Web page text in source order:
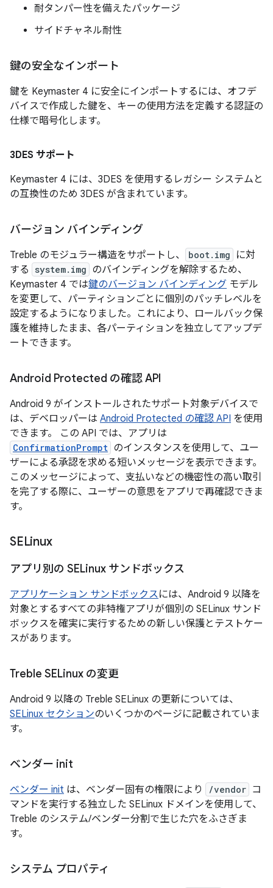
耐タンパー性を備えたパッケージ
サイドチャネル耐性
鍵の安全なインポート
鍵を Keymaster 4 に安全にインポートするには、オフデ
バイスで作成した鍵を、キーの使用方法を定義する認証の
仕様で暗号化します。
3DES サポート
Keymaster 4 には、3DES を使用するレガシー システムと
の互換性のため 3DES が含まれています。
バージョン バインディング
Treble のモジュラー構造をサポートし、 boot.img
に対
する
system.img のバインディングを解除するため、
Keymaster 4 では鍵のバージョン バインディング モデル
を変更して、パーティションごとに個別のパッチレベルを
設定するようになりました。これにより、ロールバック保
護を維持したまま、各パーティションを独立してアップデ
ートできます。
Android Protected の確認 API
Android 9 がインストールされたサポート対象デバイスで
は、デベロッパーは Android Protected の確認 API を使用
できます。 この API では、アプリは
ConfirmationPrompt のインスタンスを使用して、ユー
ザーによる承認を求める短いメッセージを表示できます。
このメッセージによって、支払いなどの機密性の高い取引
を完了する際に、ユーザーの意思をアプリで再確認できま
す。
SELinux
アプリ別の SELinux サンドボックス
アプリケーション サンドボックスには、Android 9 以降を
対象とするすべての非特権アプリが個別の SELinux サンド
ボックスを確実に実行するための新しい保護とテストケー
スがあります。
Treble SELinux の変更
Android 9 以降の Treble SELinux の更新については、
SELinux セクションのいくつかのページに記載されていま
す。
ベンダー init
ベンダー init は、ベンダー固有の権限により /vendor コ
マンドを実行する独立した SELinux ドメインを使用して、
Treble のシステム/ベンダー分割で生じた穴をふさぎま
す。
システム プロパティ